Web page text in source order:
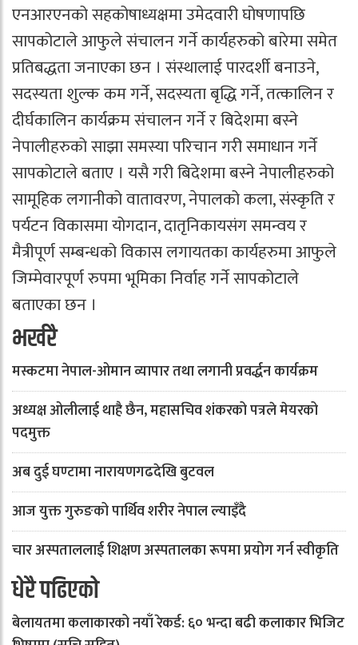
एनआरएनको सहकोषाध्यक्षमा उमेदवारी घोषणापछि
सापकोटाले आफुले संचालन गर्ने कार्यहरुको बारेमा समेत
प्रतिबद्धता जनाएका छन । संस्थालाई पारदर्शी बनाउने,
सदस्यता शुल्क कम गर्ने, सदस्यता बृद्धि गर्ने, तत्कालिन र
दीर्घकालिन कार्यक्रम संचालन गर्ने र बिदेशमा बस्ने
नेपालीहरुको साझा समस्या परिचान गरी समाधान गर्ने
सापकोटाले बताए । यसै गरी बिदेशमा बस्ने नेपालीहरुको
सामूहिक लगानीको वातावरण, नेपालको कला, संस्कृति र
पर्यटन विकासमा योगदान, दातृनिकायसंग समन्वय र
मैत्रीपूर्ण सम्बन्धको विकास लगायतका कार्यहरुमा आफुले
जिम्मेवारपूर्ण रुपमा भूमिका निर्वाह गर्ने सापकोटाले
बताएका छन ।
भर्खरै
मस्कटमा नेपाल-ओमान व्यापार तथा लगानी प्रवर्द्धन कार्यक्रम
अध्यक्ष ओलीलाई थाहै छैन, महासचिव शंकरको पत्रले मेयरको
पदमुक्त
अब दुई घण्टामा नारायणगढदेखि बुटवल
आज युक्त गुरुङको पार्थिव शरीर नेपाल ल्याइँदै
चार अस्पताललाई शिक्षण अस्पतालका रूपमा प्रयोग गर्न स्वीकृति
धेरै पढिएको
बेलायतमा कलाकारको नयाँ रेकर्ड: ६० भन्दा बढी कलाकार भिजिट